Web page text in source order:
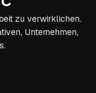
zu verwirklichen.
Unternehmen,